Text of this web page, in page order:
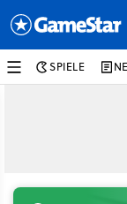
SPIELE